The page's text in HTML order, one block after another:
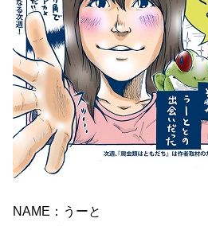
NAME：うーと